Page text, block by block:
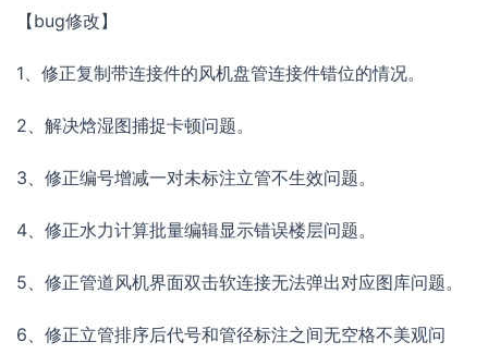
【bug修改】
1、修正复制带连接件的风机盘管连接件错位的情况。
2、解决焓湿图捕捉卡顿问题。
3、修正编号增减一对未标注立管不生效问题。
4、修正水力计算批量编辑显示错误楼层问题。
5、修正管道风机界面双击软连接无法弹出对应图库问题。
6、修正立管排序后代号和管径标注之间无空格不美观问